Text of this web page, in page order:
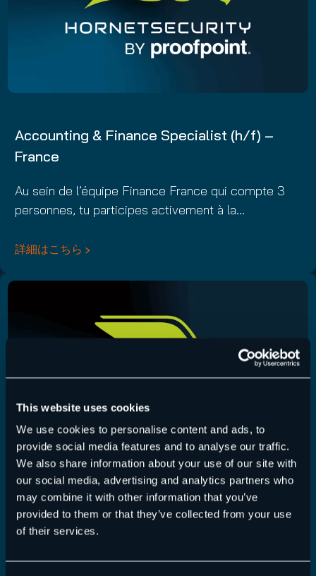
This website uses cookies
We use cookies to personalise content and ads, to
provide social media features and to analyse our traffic.
We also share information about your use of our site with
our social media, advertising and analytics partners who
may combine it with other information that you’ve
provided to them or that they’ve collected from your use
of their services.
Accounting & Finance Specialist (h/f) –
France
Au sein de l’équipe Finance France qui compte 3
personnes, tu participes activement à la…
詳細はこちら
Controller – Germany
Finanzplanung und Analyse für die